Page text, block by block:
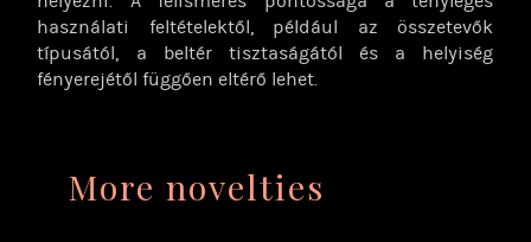
használati feltételektől, például az összetevők
típusától, a beltér tisztaságától és a helyiség
fényerejétől függően eltérő lehet.
More novelties